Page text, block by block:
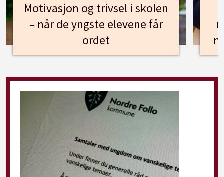
Motivasjon og trivsel i skolen
– når de yngste elevene får
ordet